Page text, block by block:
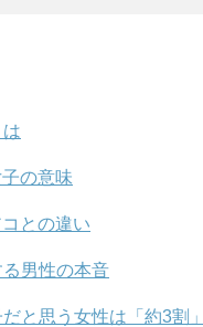
は
の意味
コとの違い
男性の本音
と思う女性は「約3割」